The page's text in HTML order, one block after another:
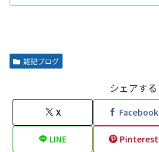
雑記ブログ
シェアする
X Facebook
LINE Pinterest